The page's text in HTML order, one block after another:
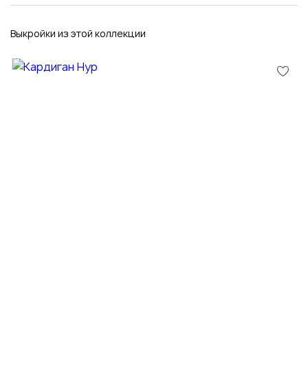
Выкройки из этой коллекции